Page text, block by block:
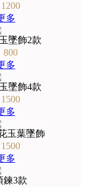
多
墜飾2款
800
多
墜飾4款
多
玉葉墜飾
多
鍊3款